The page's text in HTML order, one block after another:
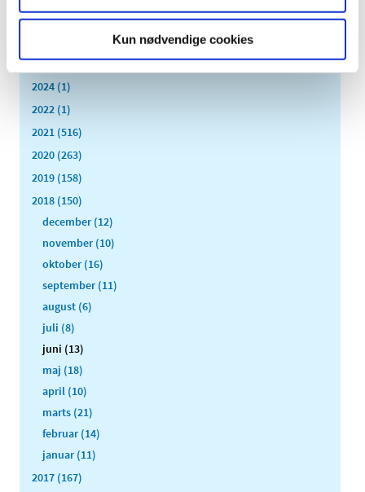
Kun nødvendige cookies
TID
2024 (1)
2022 (1)
2021 (516)
2020 (263)
2019 (158)
2018 (150)
december (12)
november (10)
oktober (16)
september (11)
august (6)
juli (8)
juni (13)
maj (18)
april (10)
marts (21)
februar (14)
januar (11)
2017 (167)